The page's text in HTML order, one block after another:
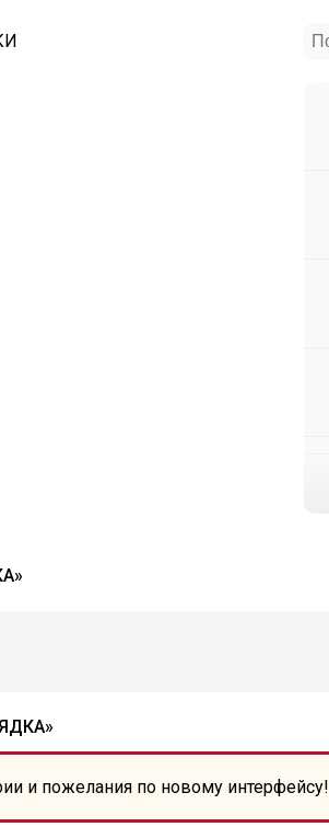
и пожелания по новому интерфейсу!